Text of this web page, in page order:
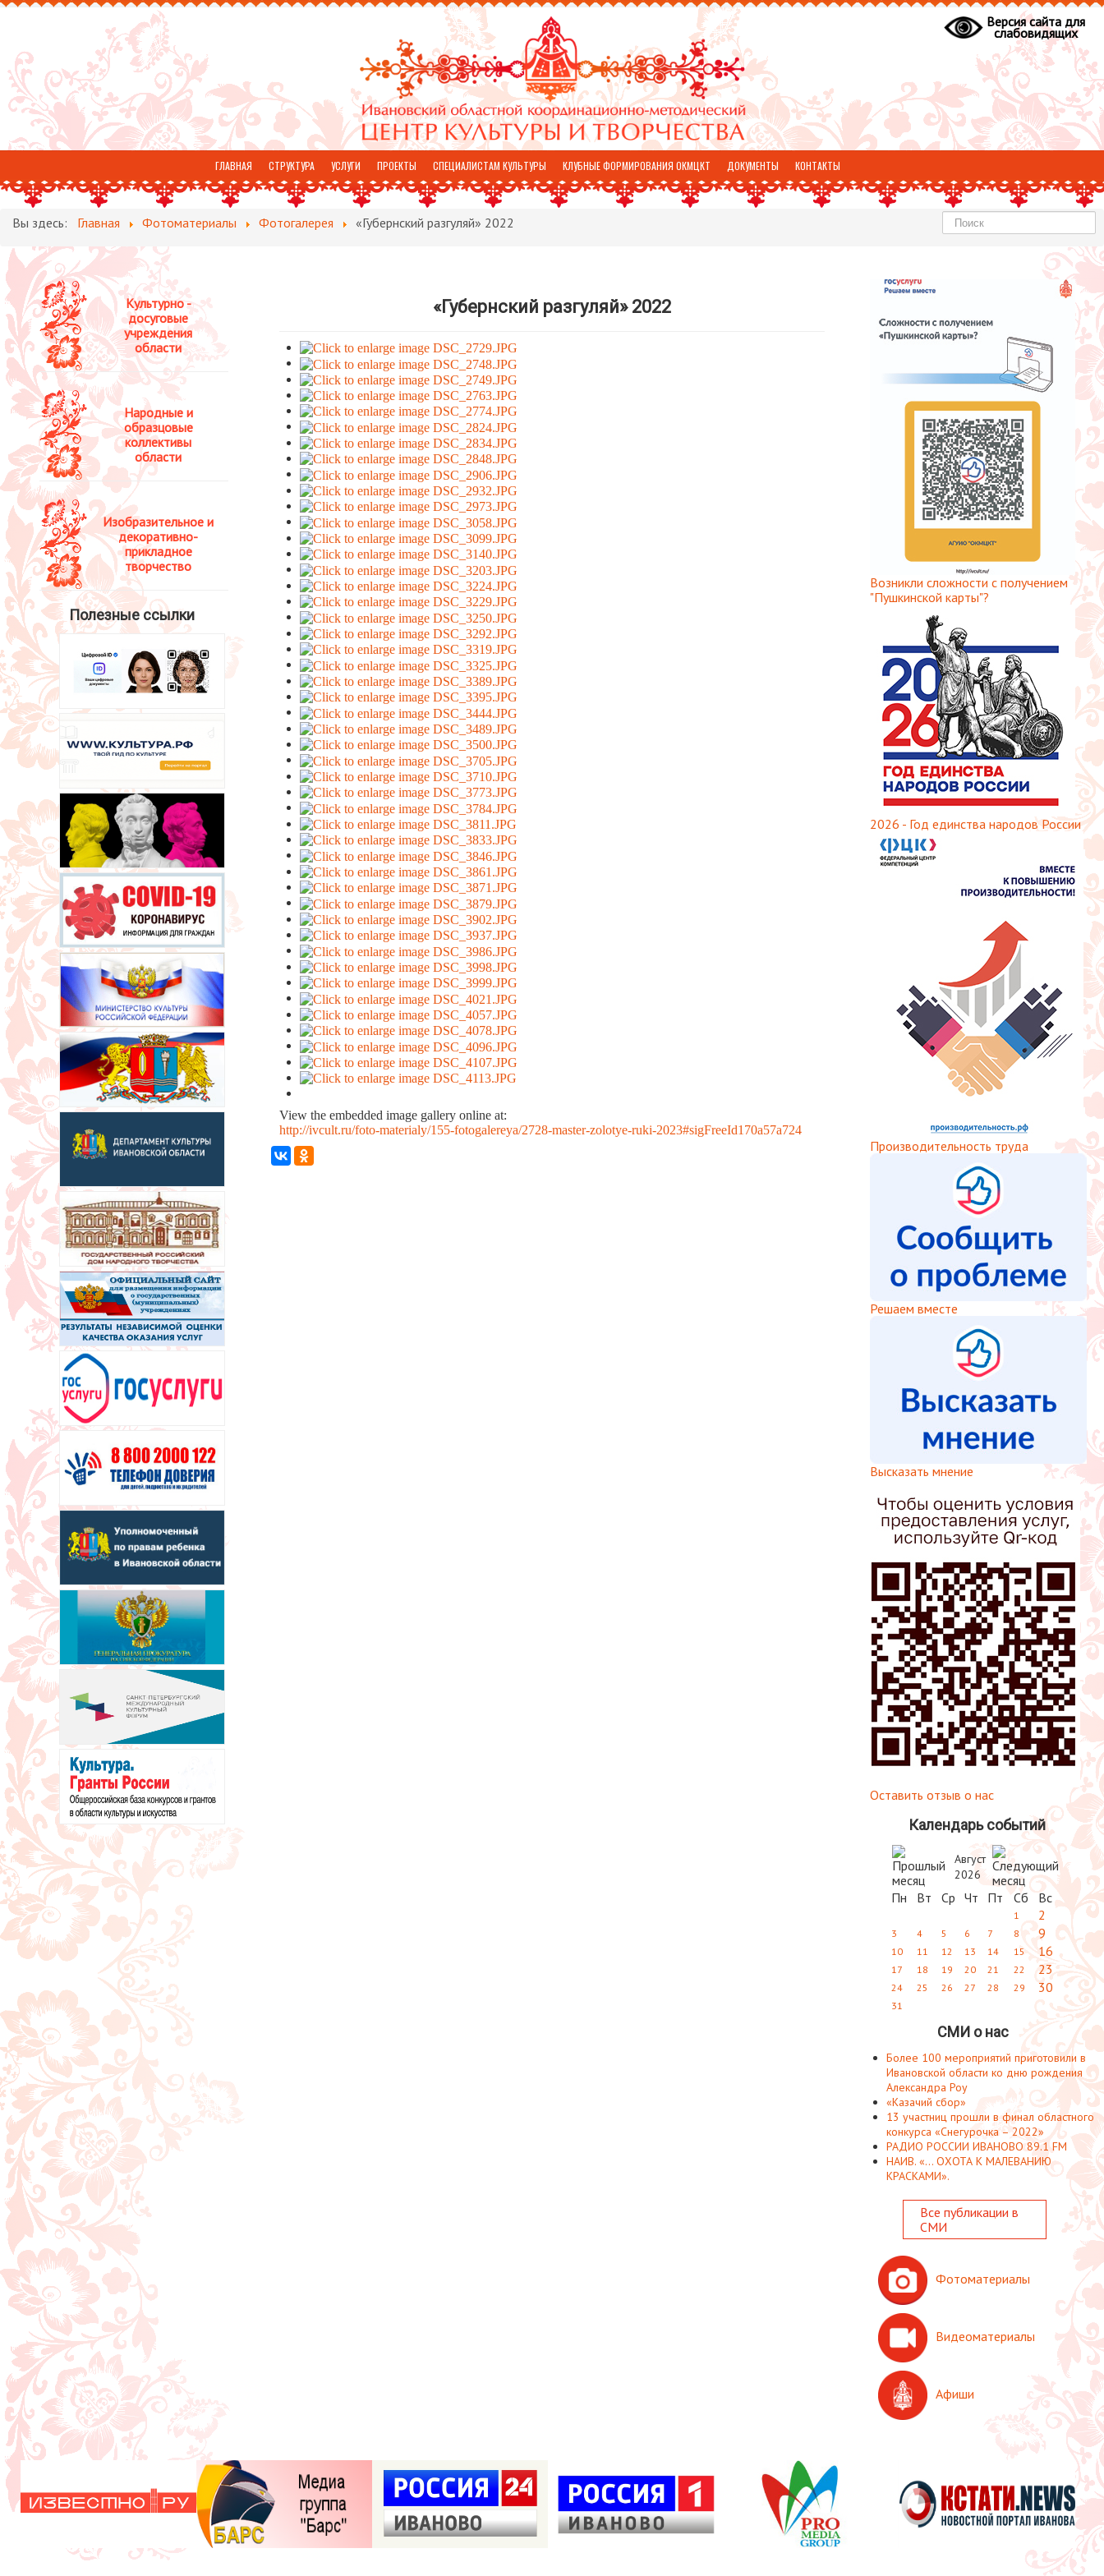
Версия сайта для
слабовидящих
ГЛАВНАЯ СТРУКТУРА УСЛУГИ ПРОЕКТЫ СПЕЦИАЛИСТАМ КУЛЬТУРЫ КЛУБНЫЕ ФОРМИРОВАНИЯ ОКМЦКТ ДОКУМЕНТЫ КОНТАКТЫ
ОТЗЫВЫ
Вы здесь: Главная Фотоматериалы Фотогалерея «Губернский разгуляй» 2022 Найти
Культурно -
досуговые
учреждения
области
Народные и
образцовые
коллективы
области
Изобразительное и
декоративно-
прикладное
творчество
Полезные ссылки
«Губернский разгуляй» 2022
View the embedded image gallery online at:
http://ivcult.ru/foto-materialy/155-fotogalereya/2728-master-zolotye-ruki-2023#sigFreeId170a57a724
Возникли сложности с получением
"Пушкинской карты"?
2026 - Год единства народов России
Производительность труда
Решаем вместе
Высказать мнение
Оставить отзыв о нас
Календарь событий
Август
2026
Пн Вт Ср Чт Пт Сб Вс
1 2
3 4 5 6 7 8 9
10 11 12 13 14 15 16
17 18 19 20 21 22 23
24 25 26 27 28 29 30
31
СМИ о нас
Более 100 мероприятий приготовили в
Ивановской области ко дню рождения
Александра Роу
«Казачий сбор»
13 участниц прошли в финал областного
конкурса «Снегурочка – 2022»
РАДИО РОССИИ ИВАНОВО 89.1 FM
НАИВ. «... ОХОТА К МАЛЕВАНИЮ
КРАСКАМИ».
Все публикации в
СМИ
Фотоматериалы
Видеоматериалы
Афиши